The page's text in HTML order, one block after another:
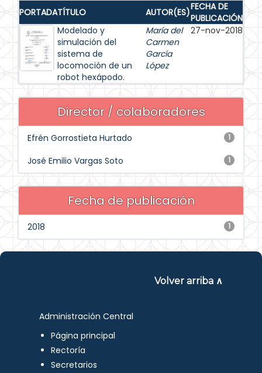
PORTADATÍTULO AUTOR(ES)FECHA DE
PUBLICACIÓN
Modelado y
simulación del
sistema de
locomoción de un
robot hexápodo.
María del
Carmen
García
López
27-nov-2018
Director / colaboradores
1
Efrén Gorrostieta Hurtado
1
José Emilio Vargas Soto
Fecha de publicación
1
2018
Volver arriba ∧
Administración Central
Página principal
Rectoría
Secretarios